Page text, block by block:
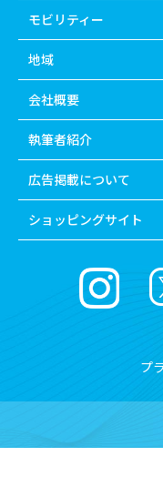
モビリティー
地域
会社概要
執筆者紹介
広告掲載について
ショッピングサイト
プ